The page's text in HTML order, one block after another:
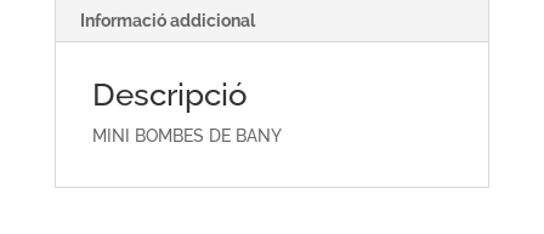
Informació addicional
Descripció
MINI BOMBES DE BANY